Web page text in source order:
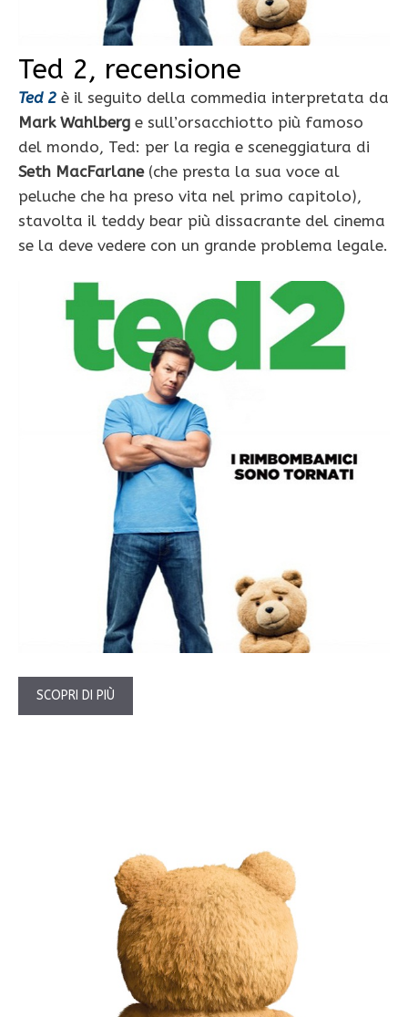
Ted 2, recensione
Ted 2 è il seguito della commedia interpretata da
Mark Wahlberg e sull’orsacchiotto più famoso
del mondo, Ted: per la regia e sceneggiatura di
Seth MacFarlane(che presta la sua voce al
peluche che ha preso vita nel primo capitolo),
stavolta il teddy bear più dissacrante del cinema
se la deve vedere con un grande problema legale.
SCOPRI DI PIÙ